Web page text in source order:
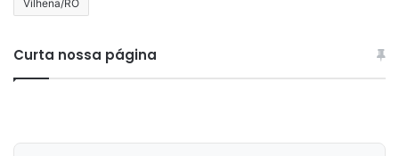
Vilhena/RO
Curta nossa página